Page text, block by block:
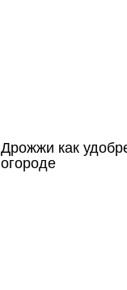
Дрожжи как
огороде